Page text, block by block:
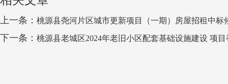
上一条： 桃源县尧河片区城市更新项目（一期）房屋招租中标
下一条： 桃源县老城区2024年老旧小区配套基础设施建设 项